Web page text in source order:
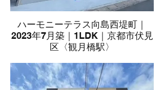
ハーモニーテラス向島西堤町｜
2023年7月築｜1LDK｜京都市伏見
区〈観月橋駅〉